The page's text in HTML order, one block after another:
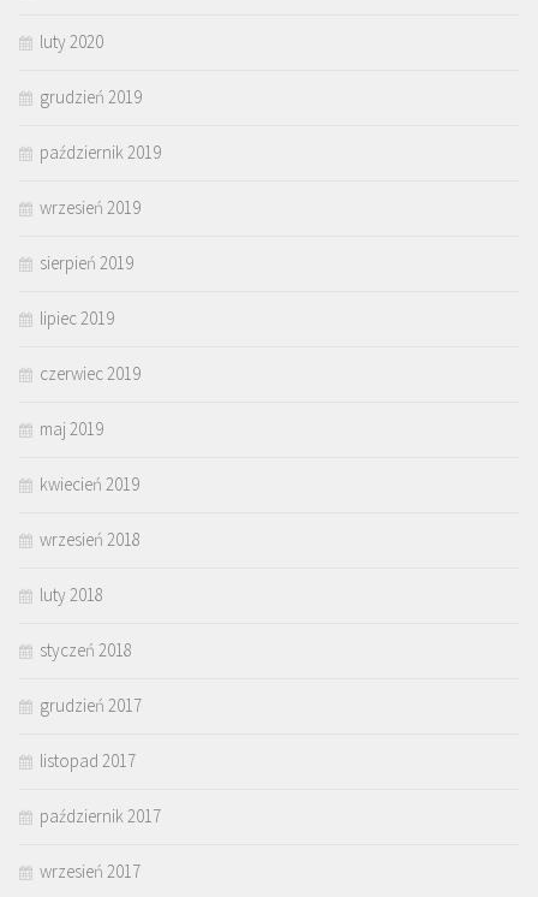
luty 2020
grudzień 2019
październik 2019
wrzesień 2019
sierpień 2019
lipiec 2019
czerwiec 2019
maj 2019
kwiecień 2019
wrzesień 2018
luty 2018
styczeń 2018
grudzień 2017
listopad 2017
październik 2017
wrzesień 2017